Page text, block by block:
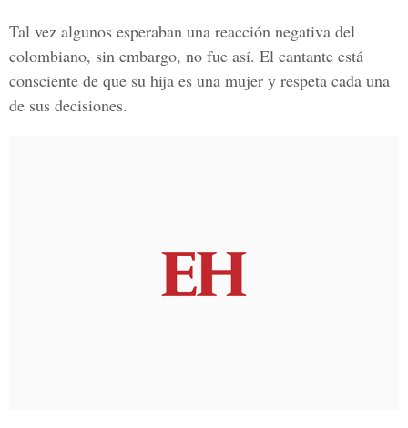
Tal vez algunos esperaban una reacción negativa del
colombiano, sin embargo, no fue así. El cantante está
consciente de que su hija es una mujer y respeta cada una
de sus decisiones.